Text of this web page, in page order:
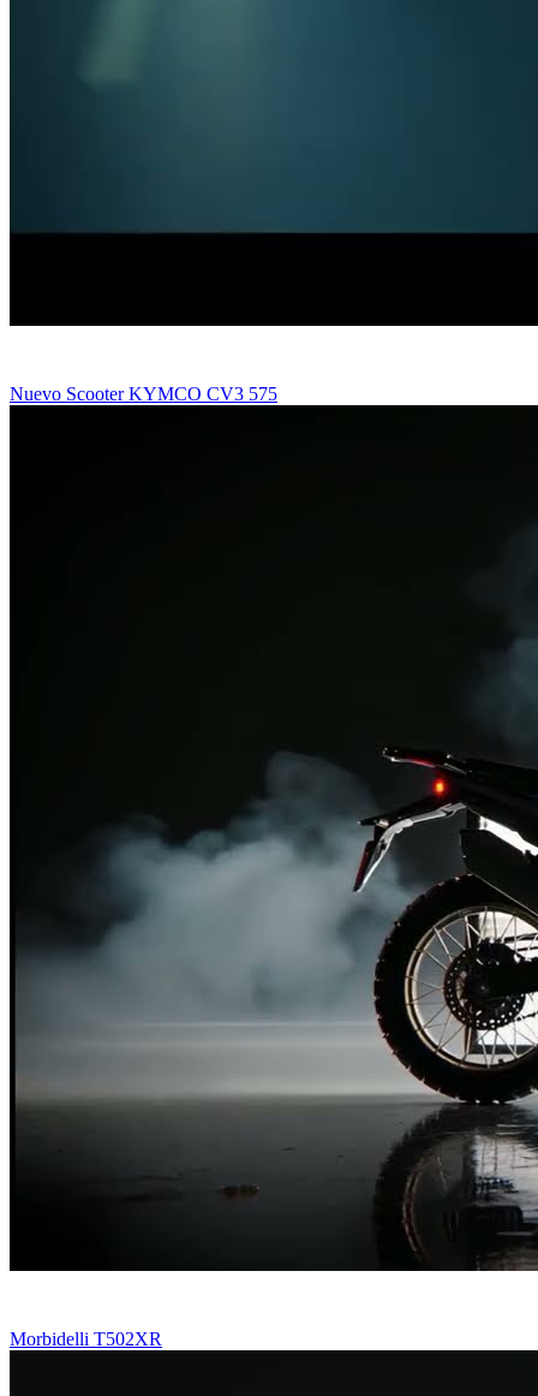
Nuevo Scooter KYMCO CV3 575
Morbidelli T502XR